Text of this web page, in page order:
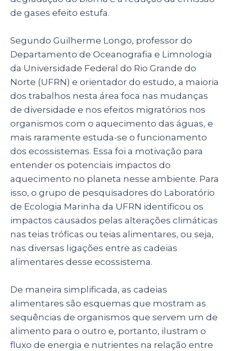
de gases efeito estufa.
Segundo Guilherme Longo, professor do
Departamento de Oceanografia e Limnologia
da Universidade Federal do Rio Grande do
Norte (UFRN) e orientador do estudo, a maioria
dos trabalhos nesta área foca nas mudanças
de diversidade e nos efeitos migratórios nos
organismos com o aquecimento das águas, e
mais raramente estuda-se o funcionamento
dos ecossistemas. Essa foi a motivação para
entender os potenciais impactos do
aquecimento no planeta nesse ambiente. Para
isso, o grupo de pesquisadores do Laboratório
de Ecologia Marinha da UFRN identificou os
impactos causados pelas alterações climáticas
nas teias tróficas ou teias alimentares, ou seja,
nas diversas ligações entre as cadeias
alimentares desse ecossistema.
De maneira simplificada, as cadeias
alimentares são esquemas que mostram as
sequências de organismos que servem um de
alimento para o outro e, portanto, ilustram o
fluxo de energia e nutrientes na relação entre